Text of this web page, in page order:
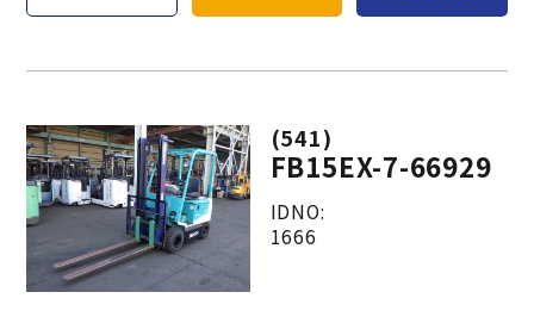
(541)
FB15EX-7-66929
IDNO:
1666